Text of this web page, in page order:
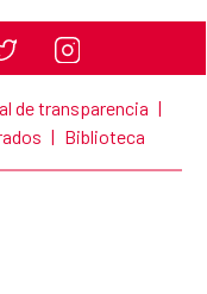
de transparencia |
| Biblioteca